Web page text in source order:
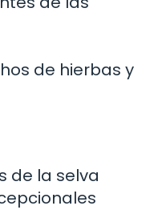
de hierbas y
de la selva